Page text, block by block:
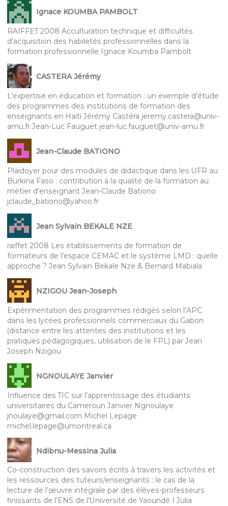
Ignace KOUMBA PAMBOLT
RAIFFET 2008 Acculturation technique et difficultés
d’acquisition des habiletés professionnelles dans la
formation professionnelle Ignace Koumba Pambolt
CASTERA Jérémy
L’expertise en éducation et formation : un exemple d’étude
des programmes des institutions de formation des
enseignants en Haïti Jérémy Castéra jeremy.castera@univ-
amu.fr Jean-Luc Fauguet jean-luc.fauguet@univ-amu.fr
Jean-Claude BATIONO
Plaidoyer pour des modules de didactique dans les UFR au
Burkina Faso : contribution à la qualité de la formation au
métier d’enseignant Jean-Claude Bationo
jclaude_bationo@yahoo.fr
Jean Sylvain BEKALE NZE
raiffet 2008 Les établissements de formation de
formateurs de l’espace CEMAC et le système LMD : quelle
approche ? Jean Sylvain Bekale Nze & Bernard Mabiala
NZIGOU Jean-Joseph
Expérimentation des programmes rédigés selon l’APC
dans les lycées professionnels commerciaux du Gabon
(distance entre les attentes des institutions et les
pratiques pédagogiques, utilisation de le FPL) par Jean
Joseph Nzigou
NGNOULAYE Janvier
Influence des TIC sur l’apprentissage des étudiants
universitaires du Cameroun Janvier Ngnoulaye
jnoulaye@gmail.com Michel Lepage
michel.lepage@umontreal.ca
Ndibnu-Messina Julia
Co-construction des savoirs écrits à travers les activités et
les ressources des tuteurs/enseignants : le cas de la
lecture de l’œuvre intégrale par des élèves-professeurs
finissants de l’ENS de l’Université de Yaoundé I Julia